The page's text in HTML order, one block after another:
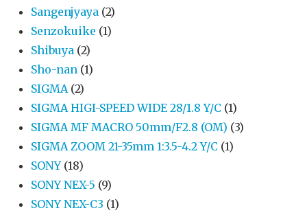
Sangenjyaya (2)
Senzokuike (1)
Shibuya (2)
Sho-nan (1)
SIGMA (2)
SIGMA HIGI-SPEED WIDE 28/1.8 Y/C (1)
SIGMA MF MACRO 50mm/F2.8 (OM) (3)
SIGMA ZOOM 21-35mm 1:3.5-4.2 Y/C (1)
SONY (18)
SONY NEX-5 (9)
SONY NEX-C3 (1)